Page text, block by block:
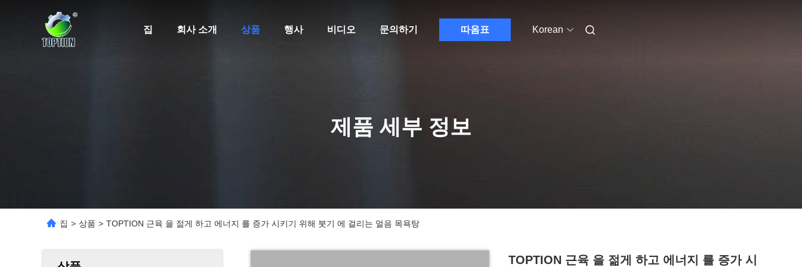
집 회사 소개 상품 행사 비디오 문의하기 따옴표 Korean
제품 세부 정보
집 > 상품 > TOPTION 근육 을 젊게 하고 에너지 를 증가 시키기 위해 붓기 에 걸리는 얼음 목욕탕
TOPTION 근육 을 젊게 하고 에너지 를 증가 시